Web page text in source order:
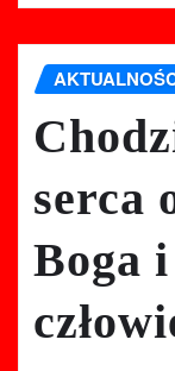
serca
Boga